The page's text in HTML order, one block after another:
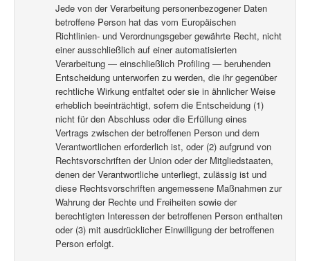
Jede von der Verarbeitung personenbezogener Daten
betroffene Person hat das vom Europäischen
Richtlinien- und Verordnungsgeber gewährte Recht, nicht
einer ausschließlich auf einer automatisierten
Verarbeitung — einschließlich Profiling — beruhenden
Entscheidung unterworfen zu werden, die ihr gegenüber
rechtliche Wirkung entfaltet oder sie in ähnlicher Weise
erheblich beeinträchtigt, sofern die Entscheidung (1)
nicht für den Abschluss oder die Erfüllung eines
Vertrags zwischen der betroffenen Person und dem
Verantwortlichen erforderlich ist, oder (2) aufgrund von
Rechtsvorschriften der Union oder der Mitgliedstaaten,
denen der Verantwortliche unterliegt, zulässig ist und
diese Rechtsvorschriften angemessene Maßnahmen zur
Wahrung der Rechte und Freiheiten sowie der
berechtigten Interessen der betroffenen Person enthalten
oder (3) mit ausdrücklicher Einwilligung der betroffenen
Person erfolgt.